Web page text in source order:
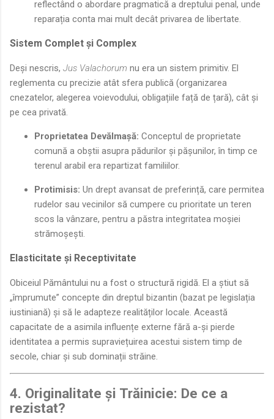
reflectând o abordare pragmatică a dreptului penal, unde
reparația conta mai mult decât privarea de libertate.
Sistem Complet și Complex
Deși nescris, Jus Valachorum nu era un sistem primitiv. El
reglementa cu precizie atât sfera publică (organizarea
cnezatelor, alegerea voievodului, obligațiile față de țară), cât și
pe cea privată.
Proprietatea Devălmașă: Conceptul de proprietate
comună a obștii asupra pădurilor și pășunilor, în timp ce
terenul arabil era repartizat familiilor.
Protimisis: Un drept avansat de preferință, care permitea
rudelor sau vecinilor să cumpere cu prioritate un teren
scos la vânzare, pentru a păstra integritatea moșiei
strămoșești.
Elasticitate și Receptivitate
Obiceiul Pământului nu a fost o structură rigidă. El a știut să
„împrumute” concepte din dreptul bizantin (bazat pe legislația
iustiniană) și să le adapteze realităților locale. Această
capacitate de a asimila influențe externe fără a-și pierde
identitatea a permis supraviețuirea acestui sistem timp de
secole, chiar și sub dominații străine.
4. Originalitate și Trăinicie: De ce a
rezistat?